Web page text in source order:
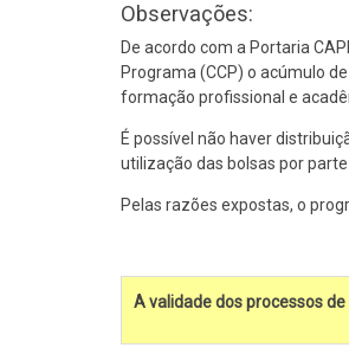
Observações:
De acordo com a Portaria
Programa (CCP) o acúmulo
formação profissional e
É possível não haver
utilização das bolsas por
Pelas razões expostas, o
A validade dos processos